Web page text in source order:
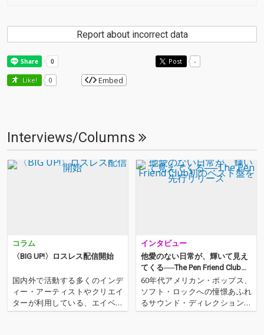
Report about incorrect data
Post -
Like! 0 Embed
Interviews/Columns
コラム
〈BIG UP!〉ロスレス配信開始
国内外で活動する多くのインデ
ィー・アーティストやクリエイ
ターが利用している、エイベッ
クスが運営する音楽ディストリ
インタビュー
他愛のない日常が、輝いて見え
てくる──The Pen Friend Club初
のベスト盤を先行リリース
60年代アメリカン・ポップス、
ソフト・ロックへの憧憬あふれ
るサウンド・ディレクションで
ウォール・オブ・サウンドを現